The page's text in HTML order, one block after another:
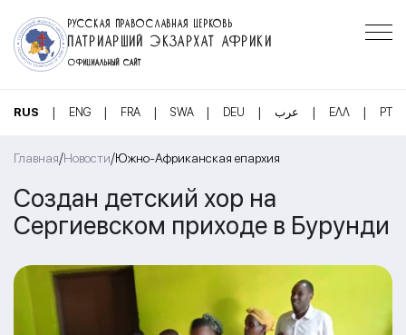
РУССКАЯ ПРАВОСЛАВНАЯ ЦЕРКОВЬ
ПАТРИАРШИЙ ЭКЗАРХАТ АФРИКИ
ОФИЦИАЛЬНЫЙ САЙТ
RUS | ENG | FRA | SWA | DEU | عرب | ΕΛΛ | PT
Главная/Новости/Южно-Африканская епархия
Создан детский хор на
Сергиевском приходе в Бурунди